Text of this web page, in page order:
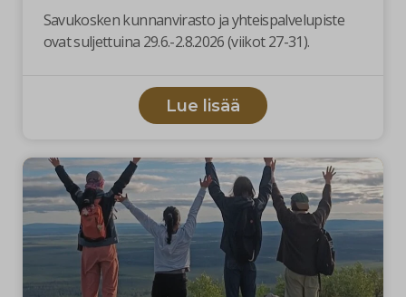
Savukosken kunnanvirasto ja yhteispalvelupiste
ovat suljettuina 29.6.-2.8.2026 (viikot 27-31).
Lue lisää